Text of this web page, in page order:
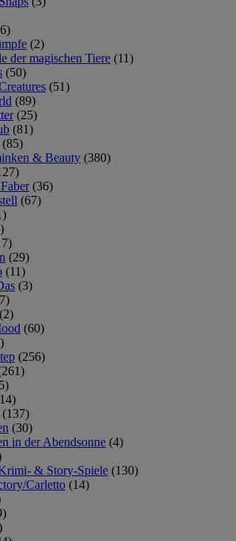
(2)
der magischen Tiere (11)
(50)
(51)
(89)
(25)
(81)
(85)
& Beauty (380)
(36)
(67)
(29)
(11)
(3)
(2)
(60)
(256)
(137)
(30)
in der Abendsonne (4)
& Story-Spiele (130)
Carletto (14)